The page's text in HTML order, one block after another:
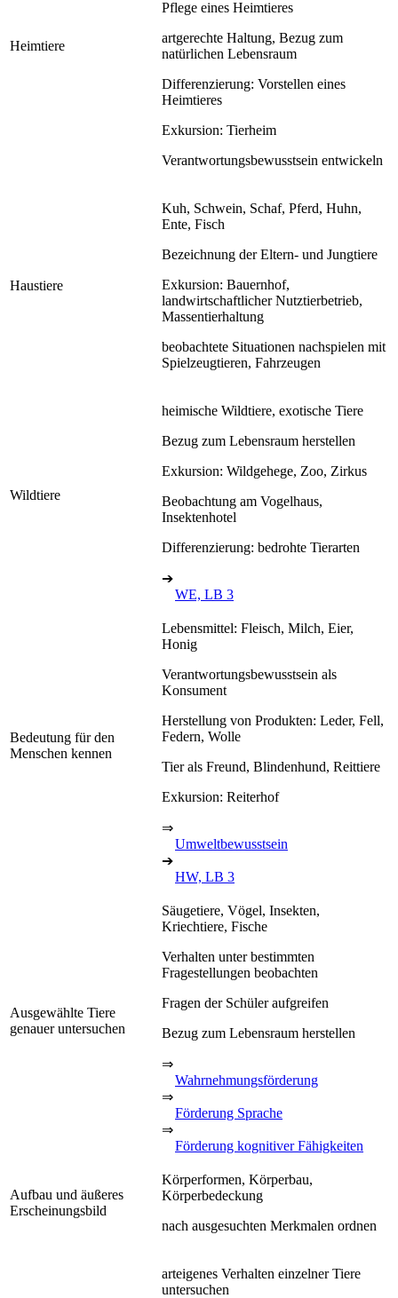
Heimtiere
Pflege eines Heimtieres
artgerechte Haltung, Bezug zum
natürlichen Lebensraum
Differenzierung: Vorstellen eines
Heimtieres
Exkursion: Tierheim
Verantwortungsbewusstsein entwickeln
Haustiere
Kuh, Schwein, Schaf, Pferd, Huhn,
Ente, Fisch
Bezeichnung der Eltern- und Jungtiere
Exkursion: Bauernhof,
landwirtschaftlicher Nutztierbetrieb,
Massentierhaltung
beobachtete Situationen nachspielen mit
Spielzeugtieren, Fahrzeugen
Wildtiere
heimische Wildtiere, exotische Tiere
Bezug zum Lebensraum herstellen
Exkursion: Wildgehege, Zoo, Zirkus
Beobachtung am Vogelhaus,
Insektenhotel
Differenzierung: bedrohte Tierarten
➔
WE, LB 3
Bedeutung für den
Menschen kennen
Lebensmittel: Fleisch, Milch, Eier,
Honig
Verantwortungsbewusstsein als
Konsument
Herstellung von Produkten: Leder, Fell,
Federn, Wolle
Tier als Freund, Blindenhund, Reittiere
Exkursion: Reiterhof
⇒
Umweltbewusstsein
➔
HW, LB 3
Ausgewählte Tiere
genauer untersuchen
Säugetiere, Vögel, Insekten,
Kriechtiere, Fische
Verhalten unter bestimmten
Fragestellungen beobachten
Fragen der Schüler aufgreifen
Bezug zum Lebensraum herstellen
⇒
Wahrnehmungsförderung
⇒
Förderung Sprache
⇒
Förderung kognitiver Fähigkeiten
Aufbau und äußeres
Erscheinungsbild
Körperformen, Körperbau,
Körperbedeckung
nach ausgesuchten Merkmalen ordnen
arteigenes Verhalten einzelner Tiere
untersuchen